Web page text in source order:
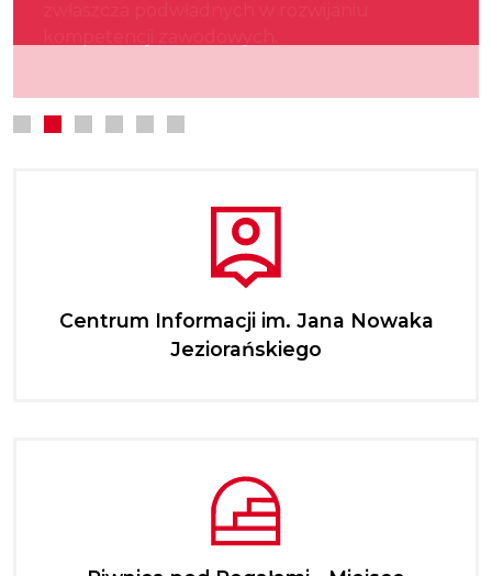
Centrum Informacji im. Jana Nowaka
Jeziorańskiego